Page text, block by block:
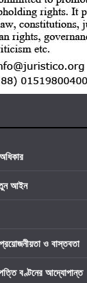
আইন
প্রয়োজনীয়তা ও বাস্তবতা
বণ্টনের আদ্যোপান্ত